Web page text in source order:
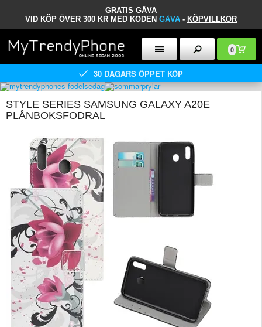
GRATIS GÅVA
VID KÖP ÖVER 300 KR MED KODEN GÅVA - KÖPVILLKOR
0
30 DAGARS ÖPPET KÖP
STYLE SERIES SAMSUNG GALAXY A20E
PLÅNBOKSFODRAL